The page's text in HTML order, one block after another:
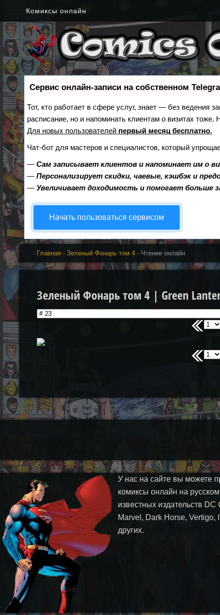
Комиксы онлайн
Сервис онлайн-записи на собственном
Тот, кто работает в сфере услуг, знает — без ведения
расписание, но и напоминать клиентам о визитах
Для новых пользователей первый месяц бесплатно.
Чат-бот для мастеров и специалистов, который
—Сам записывает клиентов и напоминает им о
—Персонализирует скидки, чаевые, кэшбэк и
—Увеличивает доходимость и помогает больше
Начать пользоваться сервисом
Главная -Зеленый Фонарь том 4 - Чтение онлайн
Зеленый Фонарь том 4 | Green
У нас на сайте вы можете
комиксы онлайн на
известных издательств DC
Marvel, Dark Horse, Vertigo,
других.